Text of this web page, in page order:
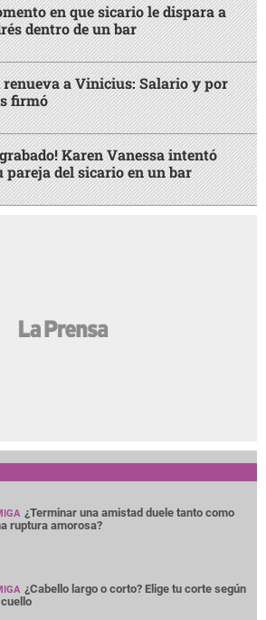
en que sicario le dispara a
dentro de un bar
a Vinicius: Salario y por
firmó
grabado! Karen Vanessa intentó
pareja del sicario en un bar
¿Terminar una amistad duele tanto como
ruptura amorosa?
¿Cabello largo o corto? Elige tu corte según